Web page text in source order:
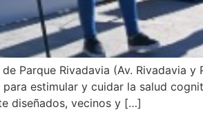
Parque Rivadavia (Av. Rivadavia
para estimular y cuidar la salud
diseñados, vecinos y […]